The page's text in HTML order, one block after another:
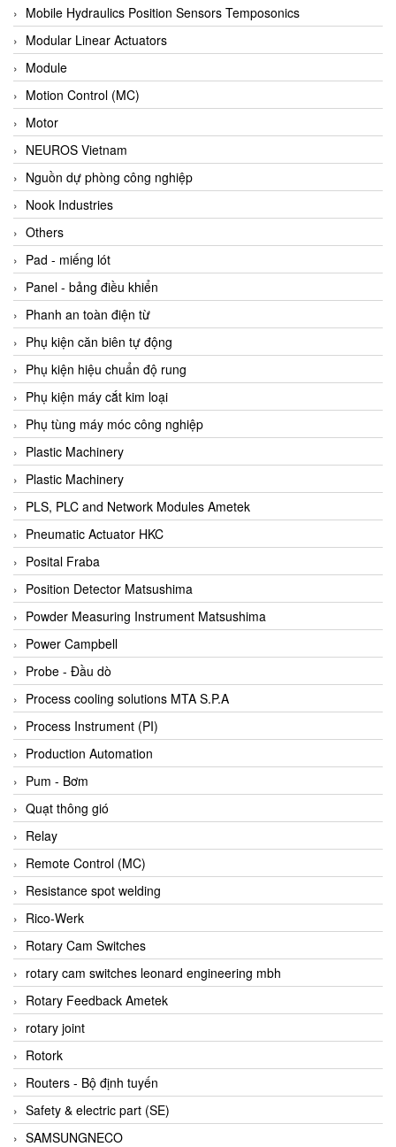
BBC Bircher Smart Access
BCS ITALY
BEA SENSORS
Beacon Extender
Beckhoff
Bedook
Bei Sensor
Beijer
Beinlich-pumps
Beka
BEKO
Belimo
Benetech Vietnam
Bently Nevada
Bentone Vietnam
Bernstein Vietnam
Berthold
Bestech
Bestech
BETA
Bifold
Bihl+wiedemann
Bihl+wiedemann
Bilz
Binder Connector
Biotech
BirdX Vietnam
BK Vibro
Black Box
BlackBox Vietnam
BLAGDON PUMP
Bloom Engineering
Boneng
Bopp & Reuther Messtechnik
Bosch
Boydcorp
BRAUN Vietnam
Brinkmann Pumpen
BRONKHORST
Brook Instrument
Brooks Instrument Vietnam
Buhler
Mobile Hydraulics Position Sensors Temposonics
Modular Linear Actuators
Module
Motion Control (MC)
Motor
NEUROS Vietnam
Nguồn dự phòng công nghiệp
Nook Industries
Others
Pad - miếng lót
Panel - bảng điều khiển
Phanh an toàn điện từ
Phụ kiện căn biên tự động
Phụ kiện hiệu chuẩn độ rung
Phụ kiện máy cắt kim loại
Phụ tùng máy móc công nghiệp
Plastic Machinery
Plastic Machinery
PLS, PLC and Network Modules Ametek
Pneumatic Actuator HKC
Posital Fraba
Position Detector Matsushima
Powder Measuring Instrument Matsushima
Power Campbell
Probe - Đầu dò
Process cooling solutions MTA S.P.A
Process Instrument (PI)
Production Automation
Pum - Bơm
Quạt thông gió
Relay
Remote Control (MC)
Resistance spot welding
Rico-Werk
Rotary Cam Switches
rotary cam switches leonard engineering mbh
Rotary Feedback Ametek
rotary joint
Rotork
Routers - Bộ định tuyến
Safety & electric part (SE)
SAMSUNGNECO